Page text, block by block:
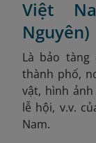
Việt
Nguyên)
Là bảo tàng
thành phố,
vật, hình
lễ hội, v.v.
Nam.